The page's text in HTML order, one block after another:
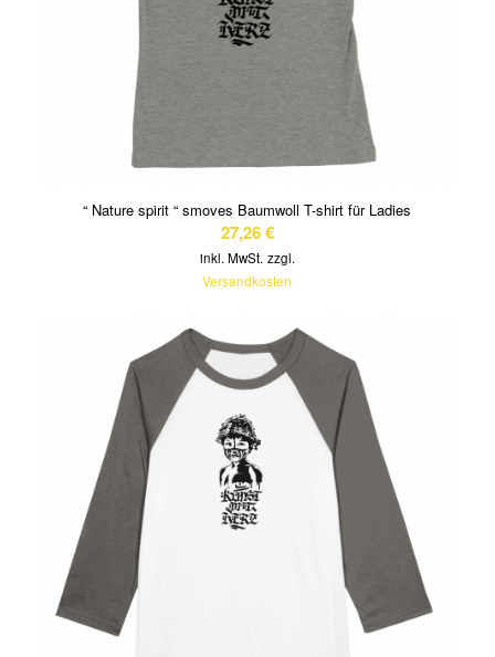
“ Nature spirit “ smoves Baumwoll T-shirt für Ladies
27,26€
inkl. MwSt. zzgl.
Versandkosten